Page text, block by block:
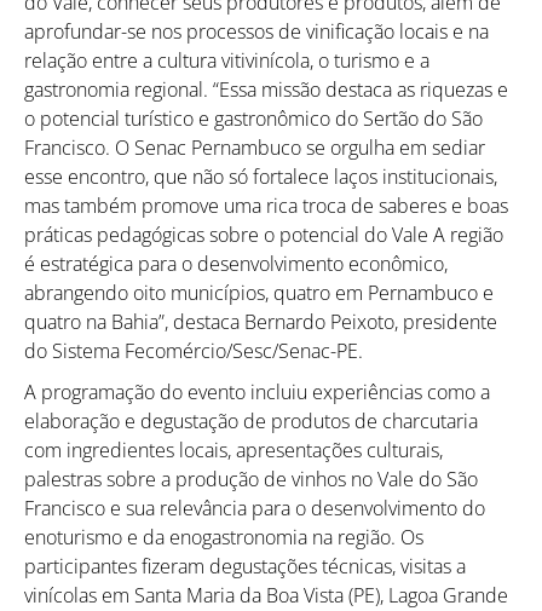
aprofundar-se nos processos de vinificação locais e na
relação entre a cultura vitivinícola, o turismo e a
gastronomia regional. “Essa missão destaca as riquezas e
o potencial turístico e gastronômico do Sertão do São
Francisco. O Senac Pernambuco se orgulha em sediar
esse encontro, que não só fortalece laços institucionais,
mas também promove uma rica troca de saberes e boas
práticas pedagógicas sobre o potencial do Vale A região
é estratégica para o desenvolvimento econômico,
abrangendo oito municípios, quatro em Pernambuco e
quatro na Bahia”, destaca Bernardo Peixoto, presidente
do Sistema Fecomércio/Sesc/Senac-PE.
A programação do evento incluiu experiências como a
elaboração e degustação de produtos de charcutaria
com ingredientes locais, apresentações culturais,
palestras sobre a produção de vinhos no Vale do São
Francisco e sua relevância para o desenvolvimento do
enoturismo e da enogastronomia na região. Os
participantes fizeram degustações técnicas, visitas a
vinícolas em Santa Maria da Boa Vista (PE), Lagoa Grande